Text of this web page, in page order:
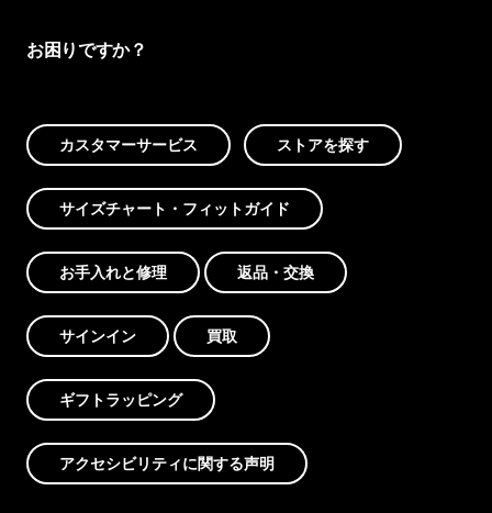
お困りですか？
カスタマーサービス ストアを探す
サイズチャート・フィットガイド
お手入れと修理 返品・交換
サインイン 買取
ギフトラッピング
アクセシビリティに関する声明